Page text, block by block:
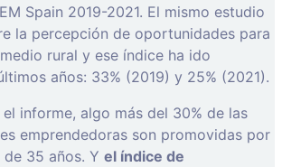
Spain 2019-2021. El mismo estudio
la percepción de oportunidades para
rural y ese índice ha ido
años: 33% (2019) y 25% (2021).
el informe, algo más del 30% de las
emprendedoras son promovidas por
35 años. Y el índice de